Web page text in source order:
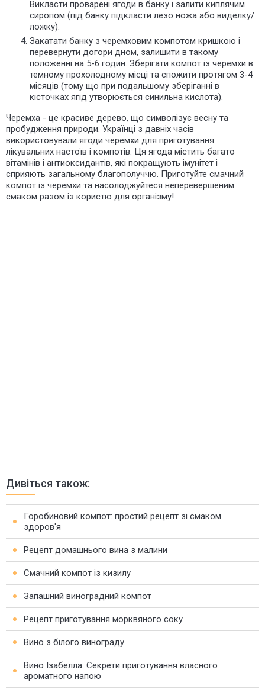
Викласти проварені ягоди в банку і залити киплячим
сиропом (під банку підкласти лезо ножа або виделку/
ложку).
Закатати банку з черемховим компотом кришкою і
перевернути догори дном, залишити в такому
положенні на 5-6 годин. Зберігати компот із черемхи в
темному прохолодному місці та спожити протягом 3-4
місяців (тому що при подальшому зберіганні в
кісточках ягід утворюється синильна кислота).
Черемха - це красиве дерево, що символізує весну та
пробудження природи. Українці з давніх часів
використовували ягоди черемхи для приготування
лікувальних настоїв і компотів. Ця ягода містить багато
вітамінів і антиоксидантів, які покращують імунітет і
сприяють загальному благополуччю. Приготуйте смачний
компот із черемхи та насолоджуйтеся неперевершеним
смаком разом із користю для організму!
Дивіться також:
Горобиновий компот: простий рецепт зі смаком
здоров'я
Рецепт домашнього вина з малини
Смачний компот із кизилу
Запашний виноградний компот
Рецепт приготування морквяного соку
Вино з білого винограду
Вино Ізабелла: Секрети приготування власного
ароматного напою